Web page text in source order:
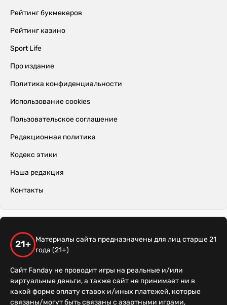
Рейтинг букмекеров
Рейтинг казино
Sport Life
Про издание
Политика конфиденциальности
Использование cookies
Пользовательское соглашение
Редакционная политика
Кодекс этики
Наша редакция
Контакты
21+
Материалы сайта предназначены для лиц старше 21
года (21+)
Сайт Fanday не проводит игры на реальные и/или
виртуальные деньги, а также сайт не принимает ни в
какой форме оплату ставок и/иных платежей, которые
связаны/могут быть связаны с азартными играми,